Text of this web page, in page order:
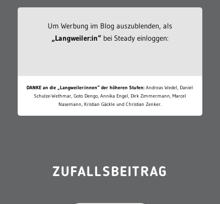
Um Werbung im Blog auszublenden, als
„Langweiler:in“bei Steady einloggen:
DANKE an die „Langweiler:innen“ der höheren Stufen: Andreas Wedel, Daniel
Schulze-Wethmar, Goto Dengo, Annika Engel, Dirk Zimmermann, Marcel
Nasemann, Kristian Gäckle und Christian Zenker.
ZUFALLSBEITRAG